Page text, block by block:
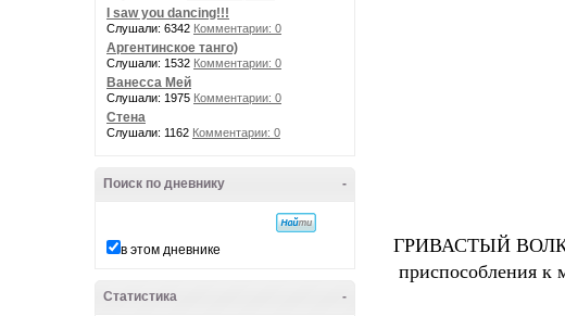
I saw you dancing!!!
Слушали: 6342 Комментарии: 0
Аргентинское танго)
Слушали: 1532 Комментарии: 0
Ванесса Мей
Слушали: 1975 Комментарии: 0
Стена
Слушали: 1162 Комментарии: 0
-
Поиск по дневнику
в этом дневнике
-
Статистика
ГРИВАСТЫЙ ВОЛК.
приспособления к